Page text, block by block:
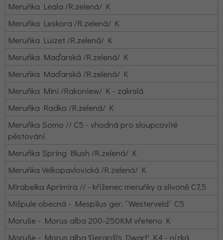
Meruňka Leala /R.zelená/ K
Meruňka Leskora /R.zelená/ K
Meruňka Luizet /R.zelená/ K
Meruňka Maďarská /R.zelená/ K
Meruňka Maďarská /R.zelená/ K
Meruňka Mini /Rakoniew/ K - zakrslá
Meruňka Radka /R.zelená/ K
Meruňka Somo // C5 - vhodná pro sloupcovité
pěstování
Meruňka Spring Blush /R.zelená/ K
Meruňka Velkopavlovická /R.zelená/ K
Mirabelka Aprimira // - kříženec meruňky a slivoně C7,5
Mišpule obecná - Mespilus ger. ´Westerveld´ C5
Moruše - Morus alba 200-250KM vřeteno K
Moruše - Morus alba 'Gerardi's Dwarf' K4 - nízká